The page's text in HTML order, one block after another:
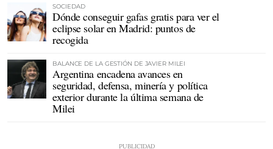
SOCIEDAD
Dónde conseguir gafas gratis para ver el
eclipse solar en Madrid: puntos de
recogida
BALANCE DE LA GESTIÓN DE JAVIER MILEI
Argentina encadena avances en
seguridad, defensa, minería y política
exterior durante la última semana de
Milei